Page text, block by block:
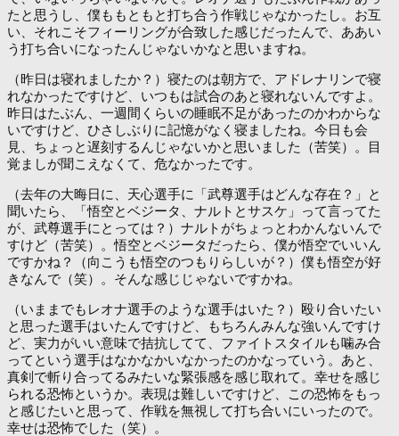
たと思うし、僕ももともと打ち合う作戦じゃなかったし。お互
い、それこそフィーリングが合致した感じだったんで、ああい
う打ち合いになったんじゃないかなと思いますね。
（昨日は寝れましたか？）寝たのは朝方で、アドレナリンで寝
れなかったですけど、いつもは試合のあと寝れないんですよ。
昨日はたぶん、一週間くらいの睡眠不足があったのかわからな
いですけど、ひさしぶりに記憶がなく寝ましたね。今日も会
見、ちょっと遅刻するんじゃないかと思いました（苦笑）。目
覚ましが聞こえなくて、危なかったです。
（去年の大晦日に、天心選手に「武尊選手はどんな存在？」と
聞いたら、「悟空とベジータ、ナルトとサスケ」って言ってた
が、武尊選手にとっては？）ナルトがちょっとわかんないんで
すけど（苦笑）。悟空とベジータだったら、僕が悟空でいいん
ですかね？（向こうも悟空のつもりらしいが？）僕も悟空が好
きなんで（笑）。そんな感じじゃないですかね。
（いままでもレオナ選手のような選手はいた？）殴り合いたい
と思った選手はいたんですけど、もちろんみんな強いんですけ
ど、実力がいい意味で拮抗してて、ファイトスタイルも噛み合
ってという選手はなかなかいなかったのかなっていう。あと、
真剣で斬り合ってるみたいな緊張感を感じ取れて。幸せを感じ
られる恐怖というか。表現は難しいですけど、この恐怖をもっ
と感じたいと思って、作戦を無視して打ち合いにいったので。
幸せは恐怖でした（笑）。